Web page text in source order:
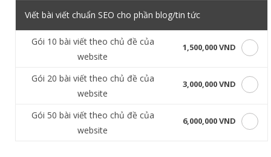
Viết bài viết chuẩn SEO cho phần blog/tin tức
Gói 10 bài viết theo chủ đề của
website
1,500,000 VND
Gói 20 bài viết theo chủ đề của
website
3,000,000 VND
Gói 50 bài viết theo chủ đề của
website
6,000,000 VND